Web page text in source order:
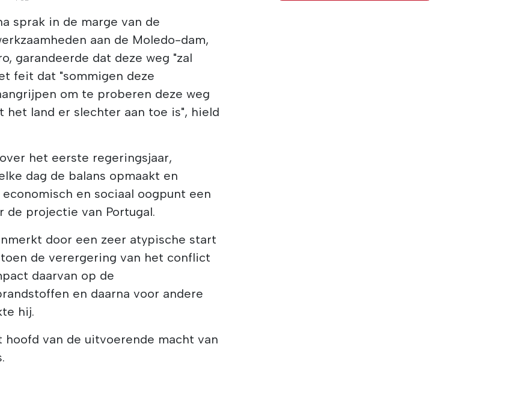
sprak in de marge van de
aan de Moledo-dam,
garandeerde dat deze weg "zal
feit dat "sommigen deze
om te proberen deze weg
land er slechter aan toe is", hield
het eerste regeringsjaar,
dag de balans opmaakt en
en sociaal oogpunt een
de projectie van Portugal.
door een zeer atypische start
de verergering van het conflict
daarvan op de
en daarna voor andere
hij.
hoofd van de uitvoerende macht van